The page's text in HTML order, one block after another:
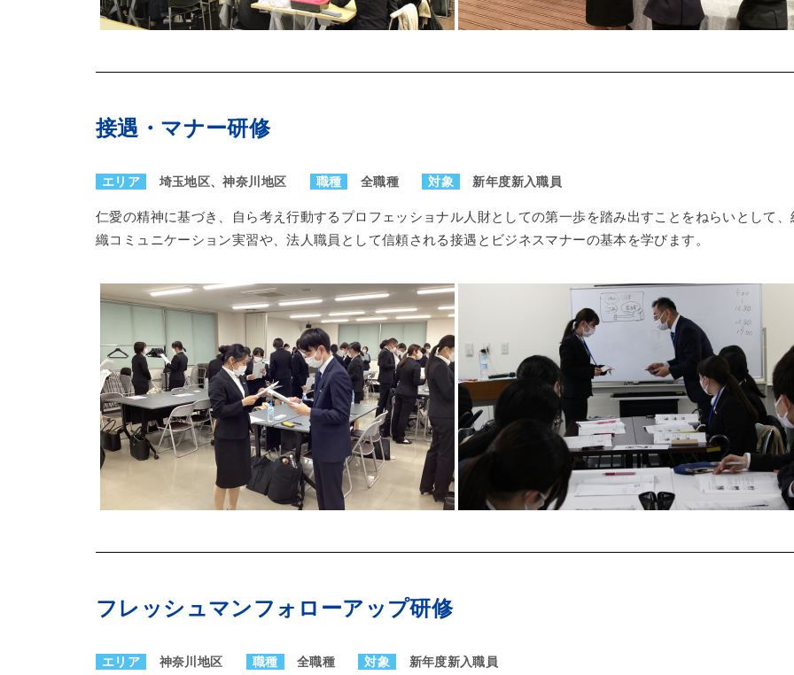
接遇・マナー研修
エリア 埼玉地区、神奈川地区 職種 全職種 対象 新年度新入職員
仁愛の精神に基づき、自ら考え行動するプロフェッショナル人財としての第一歩を踏み出すことをねらいとして、
織コミュニケーション実習や、法人職員として信頼される接遇とビジネスマナーの基本を学びます。
フレッシュマンフォローアップ研修
エリア 神奈川地区 職種 全職種 対象 新年度新入職員